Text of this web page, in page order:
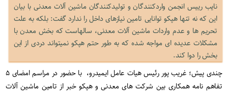
نایب رییس انجمن واردکنندگان و تولیدکنندگان ماشین آلات معدنی با بیان
این که نه تنها هپکو توانایی تامین نیازهای داخل را ندارد گفت: بلکه به علت
تحریم ها و عدم واردات ماشین آلات معدنی، سالهاست که بخش معدن با
مشکلات عدیده ای مواجه شده که به طور حتم هپکو نمیتواند دردی از این
بخش را دوا کند.
چندی پیش؛ غریب پور رئیس هیات عامل ایمیدرو، با حضور در مراسم امضای ۵
تفاهم نامه همکاری بین شرکت های معدنی و هپکو خبر از تامین ماشین آلات